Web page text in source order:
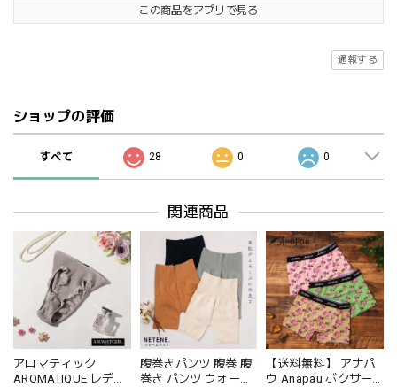
この商品をアプリで見る
通報する
ショップの評価
すべて 28 0 0
関連商品
アロマティック
AROMATIQUE レディ
腹巻きパンツ 腹巻 腹
巻き パンツ ウォーム
【送料無料】 アナパ
ウ Anapau ボクサー